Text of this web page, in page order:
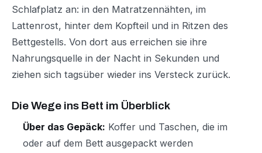
Schlafplatz an: in den Matratzennähten, im
Lattenrost, hinter dem Kopfteil und in Ritzen des
Bettgestells. Von dort aus erreichen sie ihre
Nahrungsquelle in der Nacht in Sekunden und
ziehen sich tagsüber wieder ins Versteck zurück.
Die Wege ins Bett im Überblick
Über das Gepäck: Koffer und Taschen, die im
oder auf dem Bett ausgepackt werden